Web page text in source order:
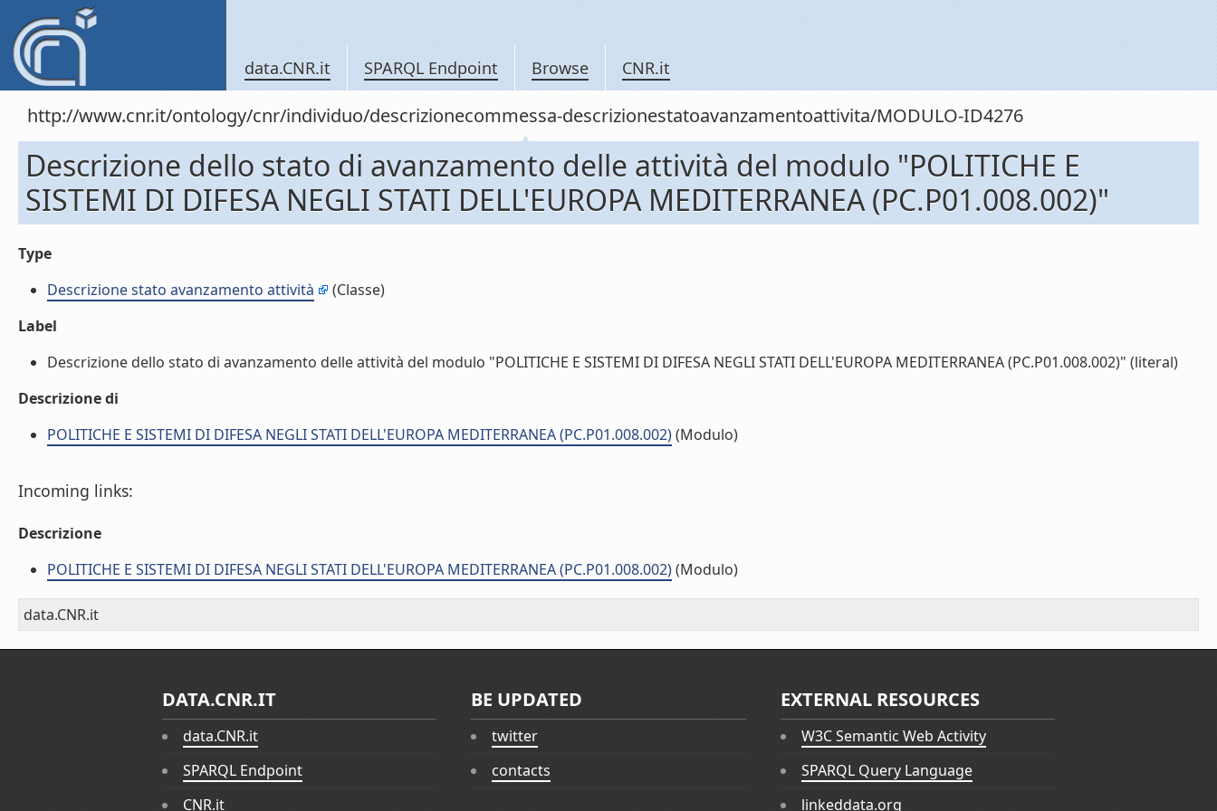
data.CNR.it SPARQL Endpoint Browse CNR.it
http://www.cnr.it/ontology/cnr/individuo/descrizionecommessa-descrizionestatoavanzamentoattivita/MODULO-ID4276
Descrizione dello stato di avanzamento delle attività del modulo "POLITICHE E
SISTEMI DI DIFESA NEGLI STATI DELL'EUROPA MEDITERRANEA (PC.P01.008.002)"
Type
Descrizione stato avanzamento attività
(Classe)
Label
Descrizione dello stato di avanzamento delle attività del modulo "POLITICHE E SISTEMI DI DIFESA NEGLI STATI DELL'EUROPA MEDITERRANEA (PC.P01.008.002)" (literal)
Descrizione di
POLITICHE E SISTEMI DI DIFESA NEGLI STATI DELL'EUROPA MEDITERRANEA (PC.P01.008.002)(Modulo)
Incoming links:
Descrizione
POLITICHE E SISTEMI DI DIFESA NEGLI STATI DELL'EUROPA MEDITERRANEA (PC.P01.008.002)(Modulo)
data.CNR.it
DATA.CNR.IT
data.CNR.it
SPARQL Endpoint
CNR.it
BE UPDATED
twitter
contacts
EXTERNAL RESOURCES
W3C Semantic Web Activity
SPARQL Query Language
linkeddata.org